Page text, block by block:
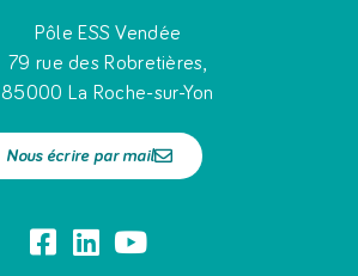
Pôle ESS Vendée
79 rue des Robretières,
85000 La Roche-sur-Yon
Nous écrire par mail